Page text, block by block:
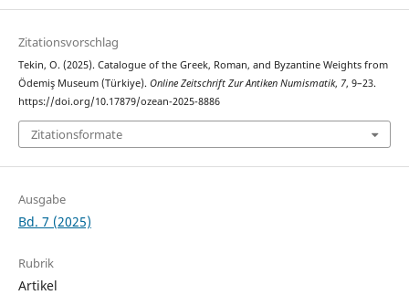
Zitationsvorschlag
Tekin, O. (2025). Catalogue of the Greek, Roman, and Byzantine Weights from
Ödemiş Museum (Türkiye). Online Zeitschrift Zur Antiken Numismatik, 7, 9–23.
https://doi.org/10.17879/ozean-2025-8886
Zitationsformate
Ausgabe
Bd. 7 (2025)
Rubrik
Artikel